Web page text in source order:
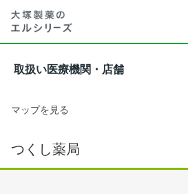
取扱い医療機関・店舗
マップを見る
つくし薬局